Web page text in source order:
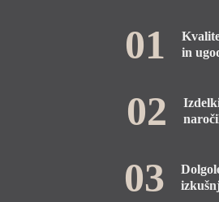
01
in
02
03